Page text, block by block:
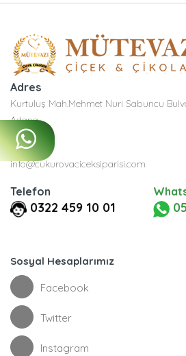
Adres
Kurtuluş Mah.Mehmet Nuri Sabuncu
Adana
E-Posta
info@cukurovaciceksiparisi.com
Telefon
0322 459 10 01
Sosyal Hesaplarımız
Facebook
Twitter
Instagram